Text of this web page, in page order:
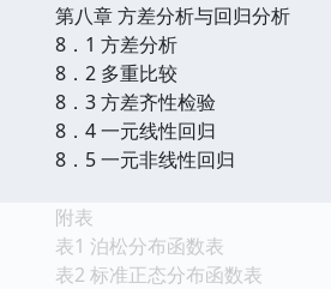
第八章 方差分析与回归分析
8．1 方差分析
8．2 多重比较
8．3 方差齐性检验
8．4 一元线性回归
8．5 一元非线性回归
附表
表1 泊松分布函数表
表2 标准正态分布函数表